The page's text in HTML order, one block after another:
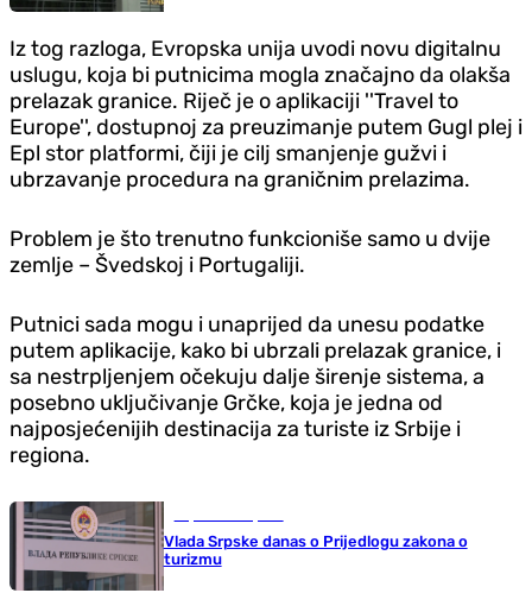
Iz tog razloga, Evropska unija uvodi novu digitalnu
uslugu, koja bi putnicima mogla značajno da olakša
prelazak granice. Riječ je o aplikaciji ''Travel to
Europe'', dostupnoj za preuzimanje putem Gugl plej i
Epl stor platformi, čiji je cilj smanjenje gužvi i
ubrzavanje procedura na graničnim prelazima.
Problem je što trenutno funkcioniše samo u dvije
zemlje – Švedskoj i Portugaliji.
Putnici sada mogu i unaprijed da unesu podatke
putem aplikacije, kako bi ubrzali prelazak granice, i
sa nestrpljenjem očekuju dalje širenje sistema, a
posebno uključivanje Grčke, koja je jedna od
najposjećenijih destinacija za turiste iz Srbije i
regiona.
Vlada Srpske danas o Prijedlogu zakona o
turizmu